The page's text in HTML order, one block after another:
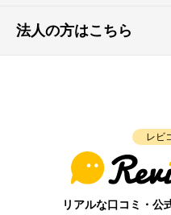
法人の方はこちら
レビ
リアルな口コミ・公